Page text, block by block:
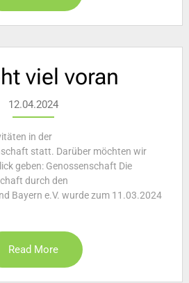
viel voran
12.04.2024
in der
statt. Darüber möchten wir
geben: Genossenschaft Die
durch den
Bayern e.V. wurde zum 11.03.2024
Read More